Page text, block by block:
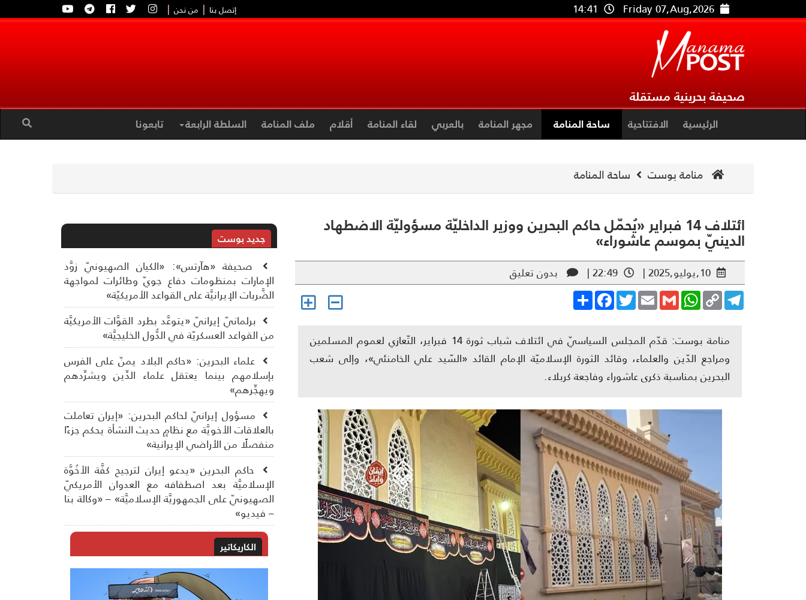
Friday 07,Aug,2026
14:41 إتصل بنا | من نحن |
صحيفة بحرينية مستقلة
الرئيسية الافتتاحية ساحة المنامة مجهر المنامة بالعربي لقاء المنامة أقلام ملف المنامة السلطة الرابعة تابعونا
منامة بوست ساحة المنامة
ائتلاف 14 فبراير «يُحمّل حاكم البحرين ووزير الداخليّة مسؤوليّة الاضطهاد
الدينيّ بموسم عاشوراء»
10,يوليو,2025 | 22:49 |
بدون تعليق
Share
FacebookTwitterEmailGmail
WhatsAppCopy
Link
Telegram
منامة بوست: قدّم المجلس السياسيّ في ائتلاف شباب ثورة 14 فبراير، التّعازي لعموم المسلمين
ومراجع الدّين والعلماء، وقائد الثورة الإسلاميّة الإمام القائد «السّيد علي الخامنئي»، وإلى شعب
البحرين بمناسبة ذكرى عاشوراء وفاجعة كربلاء.
جديد بوست
صحيفة «هآرتس»: «الكيان الصهيونيّ زوَّد
الإمارات بمنظومات دفاع جويّ وطائرات لمواجهة
الضَّربات الإيرانيَّة على القواعد الأمريكيّة»
برلمانيّ إيرانيّ «يتوعَّد بطرد القوَّات الأمريكيَّة
من القواعد العسكريّة في الدُّول الخليجيَّة»
علماء البحرين: «حاكم البلاد يمنّ على الفرس
بإسلامهم بينما يعتقل علماء الدِّين ويشرِّدهم
ويهجِّرهم»
مسؤول إيرانيّ لحاكم البحرين: «إيران تعاملت
بالعلاقات الأخويَّة مع نظامٍ حديث النشأة يحكم جزءًا
منفصلًا من الأراضي الإيرانية»
حاكم البحرين «يدعو إيران لترجيح كفَّة الأخُوَّة
الإسلاميَّة بعد اصطفافه مع العدوان الأمريكيّ
الصهيونيّ على الجمهوريَّة الإسلاميَّة» – «وكالة بنا
– فيديو»
الكاريكاتير